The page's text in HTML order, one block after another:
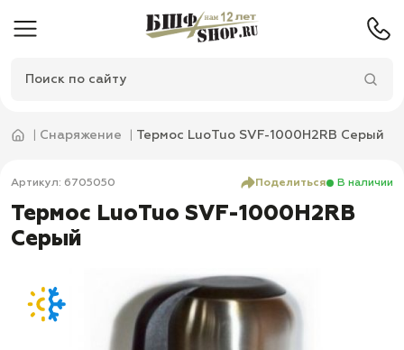
Снаряжение Термос LuoTuo SVF-1000H2RB Серый
Артикул: 6705050 Поделиться В наличии
Термос LuoTuo SVF-1000H2RB
Серый